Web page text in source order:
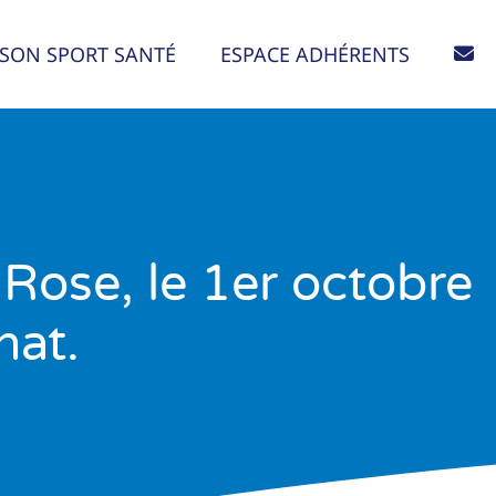
SPORT SANTÉ ESPACE ADHÉRENTS
le 1er octobre